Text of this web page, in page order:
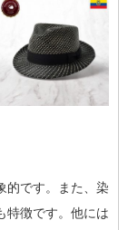
的です。また、染
特徴です。他には